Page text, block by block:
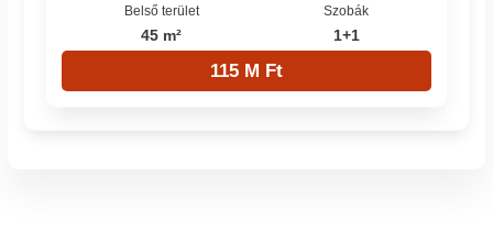
Belső terület
45 m²
Szobák
1+1
115 M Ft